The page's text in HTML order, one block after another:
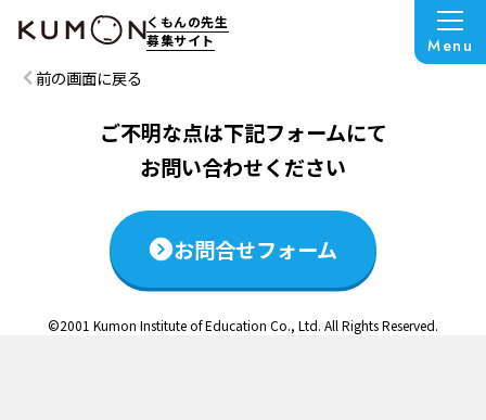
くもんの先生
募集サイト
Menu
この説明会は終了いたしました
前の画面に戻る
ご不明な点は下記フォームにて
お問い合わせください
お問合せフォーム
©2001 Kumon Institute of Education Co., Ltd. All Rights Reserved.